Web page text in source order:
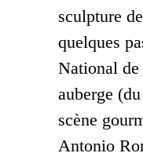
sculpture
quelques
National de
auberge
scène
Antonio